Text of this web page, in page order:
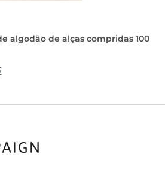
algodão de alças compridas 100